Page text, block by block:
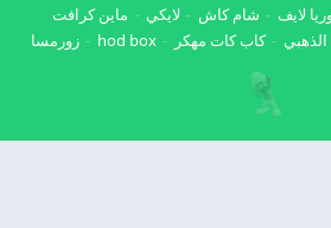
لايف شام كاش لايكي
ماين كرافت
كاب كات مهكر hod box زورمسا